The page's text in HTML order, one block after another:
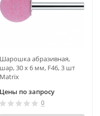
Шарошка абразивная,
шар, 30 x 6 мм, F46, 3 шт
Matrix
Цены по запросу
0